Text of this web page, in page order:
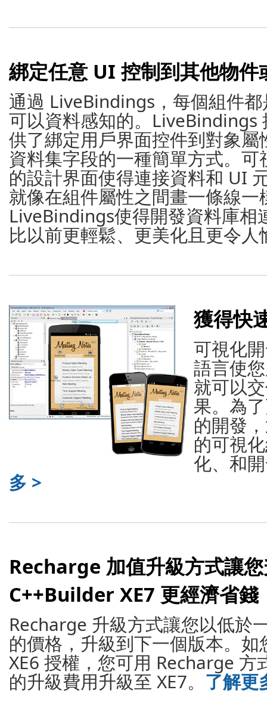
綁定任意 UI 控制到其他物件
通過 LiveBindings，每個組件都
可以資料感知的。LiveBindings
供了綁定用戶界面控件到對象屬
資料集字段的一種簡單方式。可
的設計界面使得連接資料和 UI
就像在組件屬性之間畫一條線
LiveBindings使得開發資料庫相
比以前更輕鬆、更美化且更令人
獲得快
可視化
語言使
就可以
果。為
的開發
的可視
化、和
多 >
Recharge 加值升級方式讓
C++Builder XE7 更經濟省錢
Recharge 升級方式讓您以低於
的價格，升級到下一個版本。如
XE6 授權，您可用 Recharge 方
的升級費用升級至 XE7。 了解更